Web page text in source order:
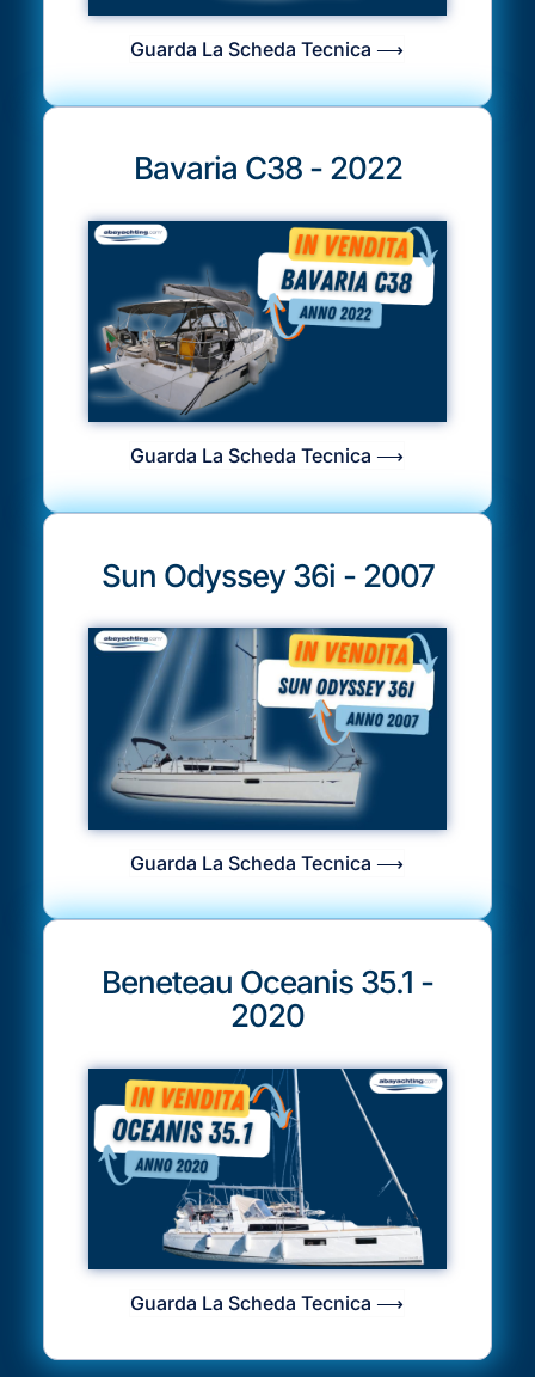
Guarda La Scheda Tecnica ⟶
Bavaria C38 - 2022
Guarda La Scheda Tecnica ⟶
Sun Odyssey 36i - 2007
Guarda La Scheda Tecnica ⟶
Beneteau Oceanis 35.1 -
2020
Guarda La Scheda Tecnica ⟶